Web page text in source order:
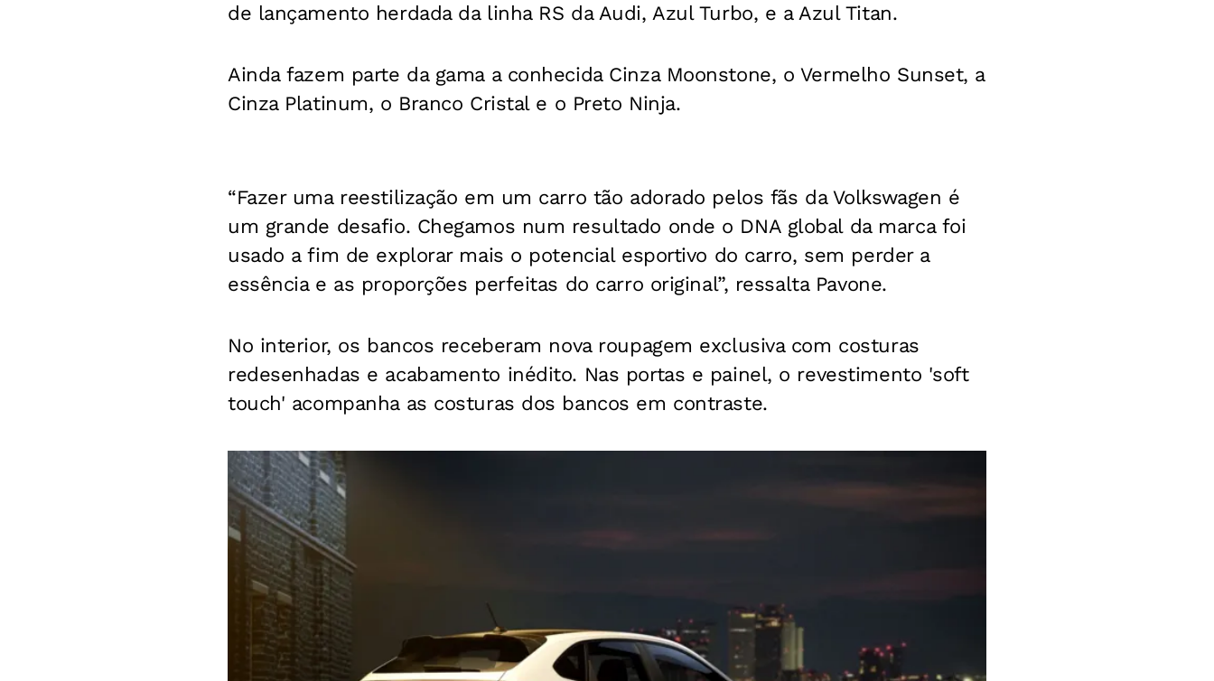
de lançamento herdada da linha RS da Audi, Azul Turbo, e a Azul Titan.
Ainda fazem parte da gama a conhecida Cinza Moonstone, o Vermelho Sunset, a
Cinza Platinum, o Branco Cristal e o Preto Ninja.
“Fazer uma reestilização em um carro tão adorado pelos fãs da Volkswagen é
um grande desafio. Chegamos num resultado onde o DNA global da marca foi
usado a fim de explorar mais o potencial esportivo do carro, sem perder a
essência e as proporções perfeitas do carro original”, ressalta Pavone.
No interior, os bancos receberam nova roupagem exclusiva com costuras
redesenhadas e acabamento inédito. Nas portas e painel, o revestimento 'soft
touch' acompanha as costuras dos bancos em contraste.